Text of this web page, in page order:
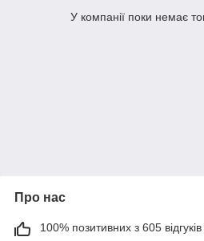
У компанії поки немає
Про нас
100% позитивних з 605 відгуків